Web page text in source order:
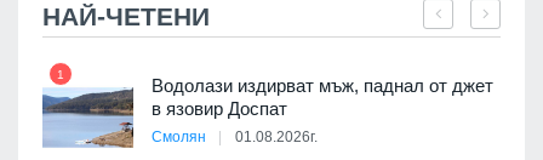
НАЙ-ЧЕТЕНИ
1
Водолази издирват мъж, паднал от джет
в язовир Доспат
Смолян 01.08.2026г.